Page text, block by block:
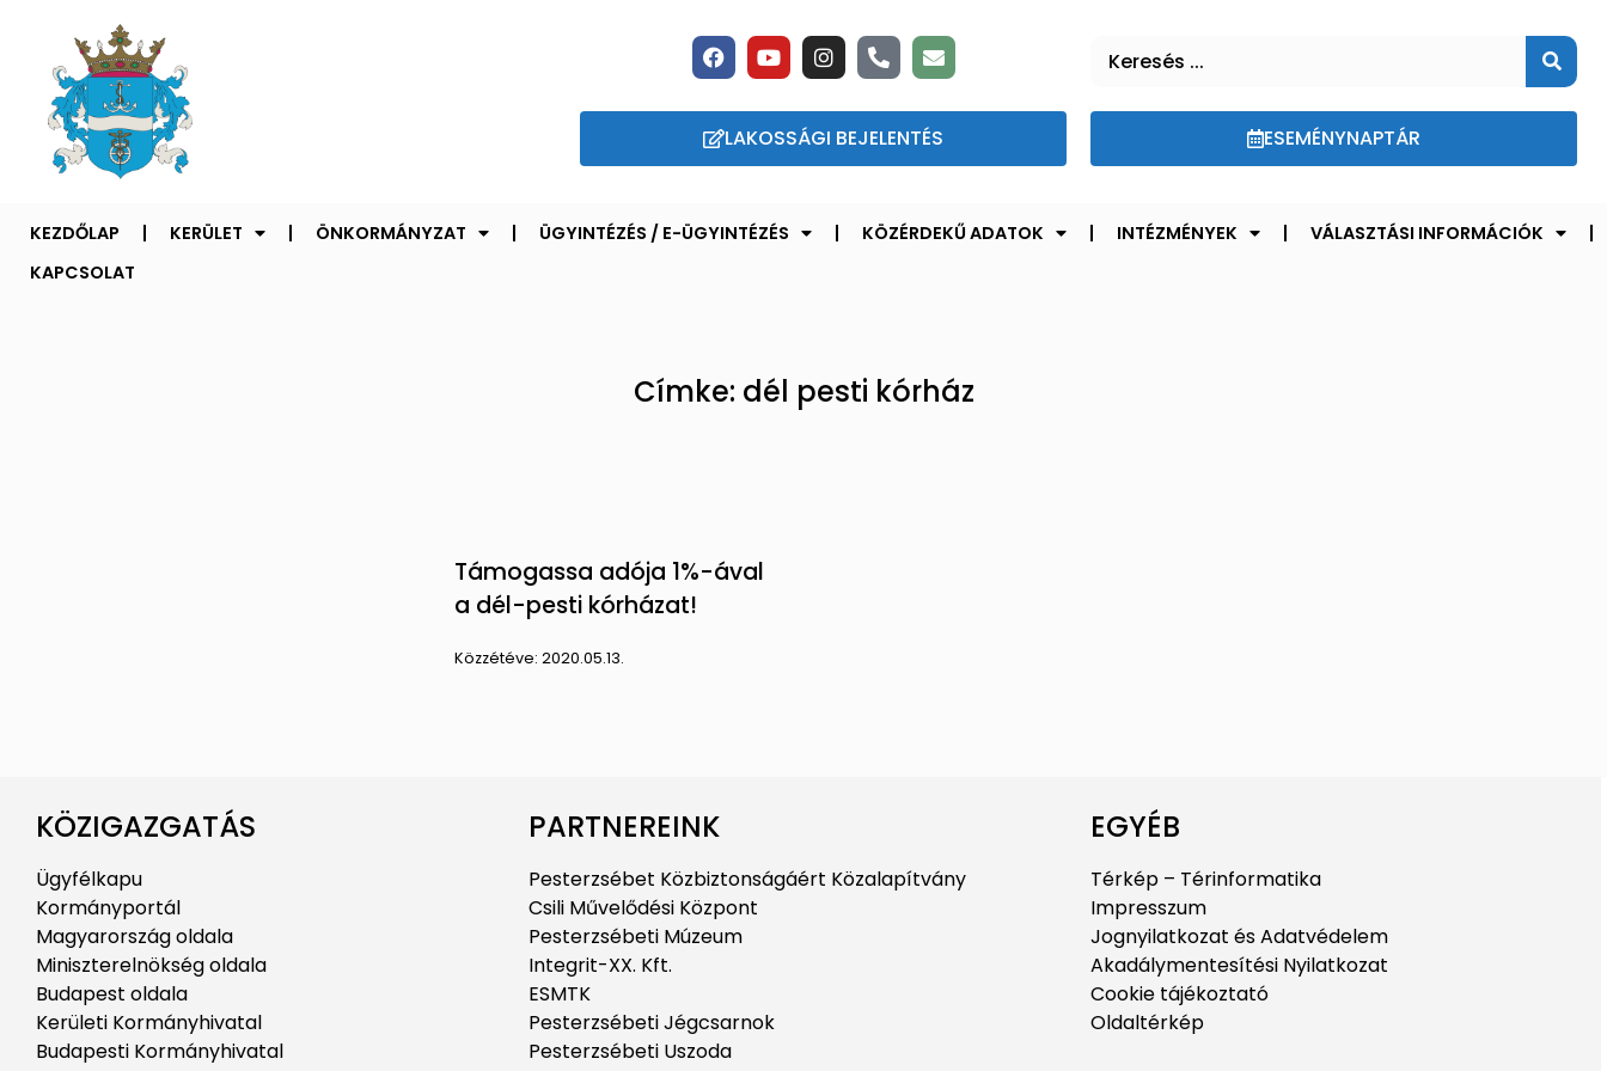
LAKOSSÁGI BEJELENTÉS ESEMÉNYNAPTÁR
KEZDŐLAP KERÜLET ÖNKORMÁNYZAT ÜGYINTÉZÉS / E-ÜGYINTÉZÉS KÖZÉRDEKŰ ADATOK INTÉZMÉNYEK
VÁLASZTÁSI INFORMÁCIÓK
KAPCSOLAT
Címke: dél pesti kórház
Támogassa adója 1%-ával
a dél-pesti kórházat!
Közzétéve:2020.05.13.
KÖZIGAZGATÁS
Ügyfélkapu
Kormányportál
Magyarország oldala
Miniszterelnökség oldala
Budapest oldala
Kerületi Kormányhivatal
Budapesti Kormányhivatal
PARTNEREINK
Pesterzsébet Közbiztonságáért Közalapítvány
Csili Művelődési Központ
Pesterzsébeti Múzeum
Integrit-XX. Kft.
ESMTK
Pesterzsébeti Jégcsarnok
Pesterzsébeti Uszoda
EGYÉB
Térkép – Térinformatika
Impresszum
Jognyilatkozat és Adatvédelem
Akadálymentesítési Nyilatkozat
Cookie tájékoztató
Oldaltérkép